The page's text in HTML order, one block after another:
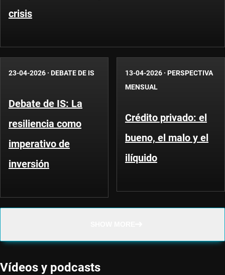
crisis
23-04-2026 · DEBATE DE IS
Debate de IS: La
resiliencia como
imperativo de
inversión
13-04-2026 · PERSPECTIVA
MENSUAL
Crédito privado: el
bueno, el malo y el
ilíquido
Vídeos y podcasts